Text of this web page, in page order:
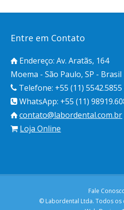
Entre em Contato
Endereço: Av. Aratãs, 164
Moema - São Paulo, SP - Brasil
Telefone: +55 (11)
WhatsApp: +55 (11)
contato@labordental.com.br
Loja Online
Fale
© Labordental Ltda. Todos